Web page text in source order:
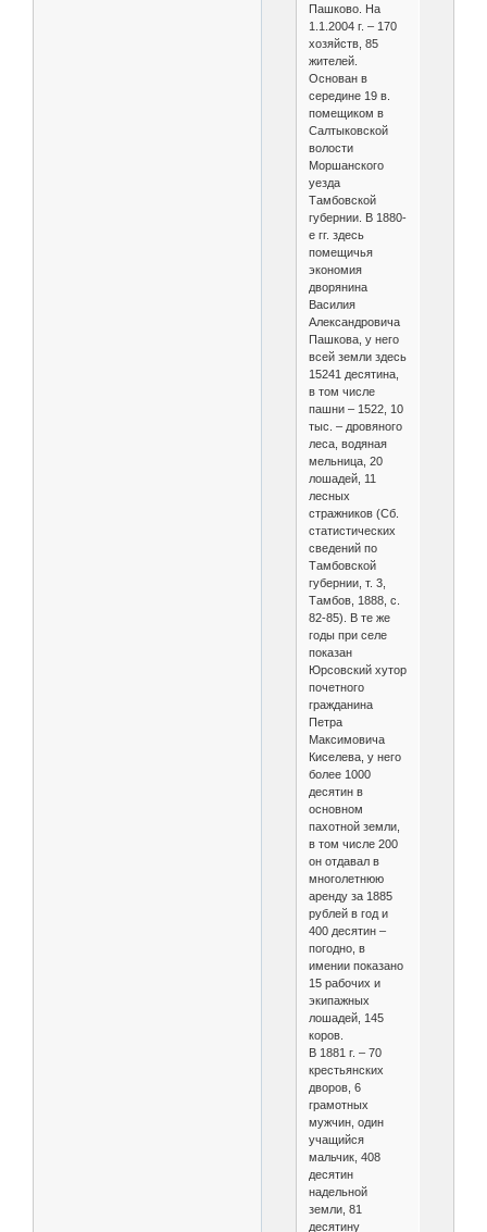
Пашково. На
1.1.2004 г. – 170
хозяйств, 85
жителей.
Основан в
середине 19 в.
помещиком в
Салтыковской
волости
Моршанского
уезда
Тамбовской
губернии. В 1880-
е гг. здесь
помещичья
экономия
дворянина
Василия
Александровича
Пашкова, у него
всей земли здесь
15241 десятина,
в том числе
пашни – 1522, 10
тыс. – дровяного
леса, водяная
мельница, 20
лошадей, 11
лесных
стражников (Сб.
статистических
сведений по
Тамбовской
губернии, т. 3,
Тамбов, 1888, с.
82-85). В те же
годы при селе
показан
Юрсовский хутор
почетного
гражданина
Петра
Максимовича
Киселева, у него
более 1000
десятин в
основном
пахотной земли,
в том числе 200
он отдавал в
многолетнюю
аренду за 1885
рублей в год и
400 десятин –
погодно, в
имении показано
15 рабочих и
экипажных
лошадей, 145
коров.
В 1881 г. – 70
крестьянских
дворов, 6
грамотных
мужчин, один
учащийся
мальчик, 408
десятин
надельной
земли, 81
десятину